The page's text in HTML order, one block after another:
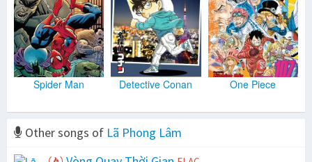
Spider Man Detective Conan One Piece
Other songs of Lã Phong Lâm